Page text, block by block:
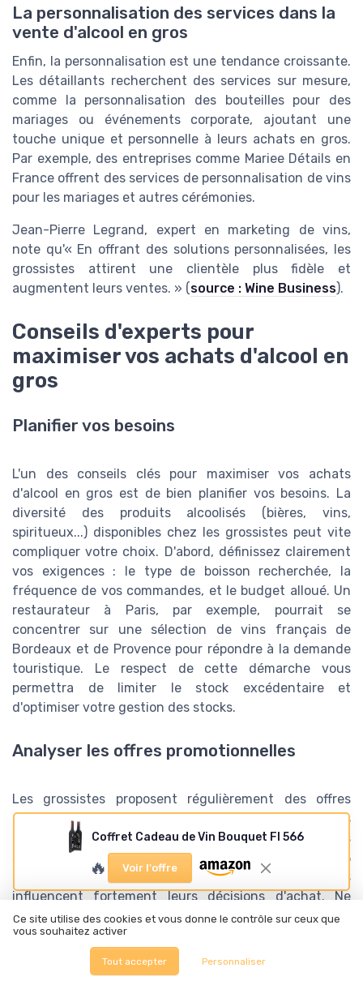
La personnalisation des services dans la
vente d'alcool en gros
Enfin, la personnalisation est une tendance croissante.
Les détaillants recherchent des services sur mesure,
comme la personnalisation des bouteilles pour des
mariages ou événements corporate, ajoutant une
touche unique et personnelle à leurs achats en gros.
Par exemple, des entreprises comme Mariee Détails en
France offrent des services de personnalisation de vins
pour les mariages et autres cérémonies.
Jean-Pierre Legrand, expert en marketing de vins,
note qu'« En offrant des solutions personnalisées, les
grossistes attirent une clientèle plus fidèle et
augmentent leurs ventes. » (source : Wine Business).
Conseils d'experts pour
maximiser vos achats d'alcool en
gros
Planifier vos besoins
L'un des conseils clés pour maximiser vos achats
d'alcool en gros est de bien planifier vos besoins. La
diversité des produits alcoolisés (bières, vins,
spiritueux...) disponibles chez les grossistes peut vite
compliquer votre choix. D'abord, définissez clairement
vos exigences : le type de boisson recherchée, la
fréquence de vos commandes, et le budget alloué. Un
restaurateur à Paris, par exemple, pourrait se
concentrer sur une sélection de vins français de
Bordeaux et de Provence pour répondre à la demande
touristique. Le respect de cette démarche vous
permettra de limiter le stock excédentaire et
d'optimiser votre gestion des stocks.
Analyser les offres promotionnelles
Les grossistes proposent régulièrement des offres
promotionnelles attractives. En surveillant de près ces
promotions, vous pouvez réaliser des économies
significatives. Selon une étude de Kantar, près de 40 %
des acheteurs en gros déclarent que les promotions
influencent fortement leurs décisions d'achat. Ne
soyez pas hésitant à négocier les prix, surtout si vous
prévoyez des commandes importantes.
Exploiter les avantages fiscaux
Coffret Cadeau de Vin Bouquet FI 566
🔥 Voir l'offre
Ce site utilise des cookies et vous donne le contrôle sur ceux que
vous souhaitez activer
Tout accepter Personnaliser